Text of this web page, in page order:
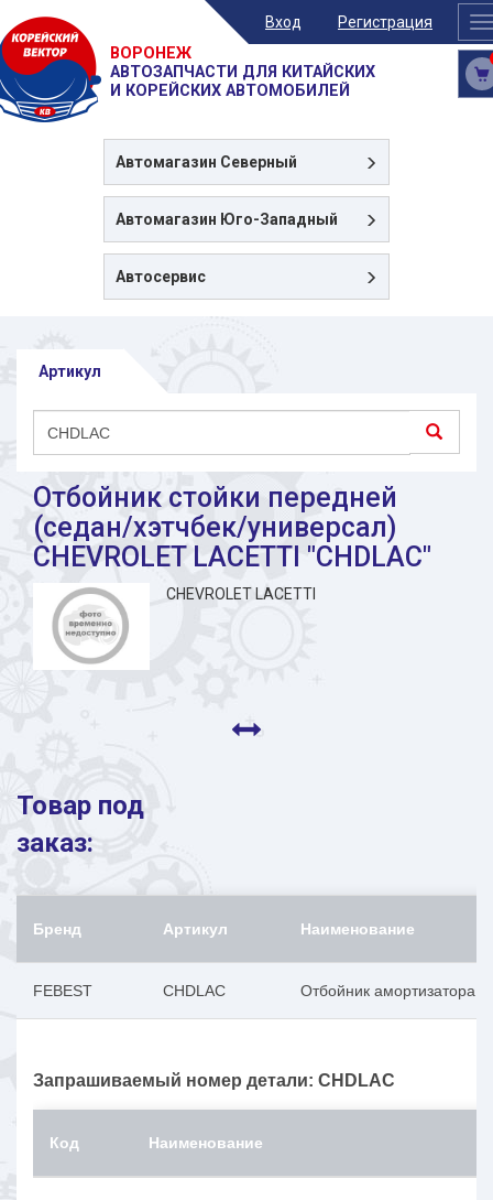
Вход Регистрация
ВОРОНЕЖ
АВТОЗАПЧАСТИ ДЛЯ КИТАЙСКИХ
И КОРЕЙСКИХ АВТОМОБИЛЕЙ
Автомагазин Северный
Автомагазин Юго-Западный
Автосервис
Артикул
Отбойник стойки передней
(седан/хэтчбек/универсал)
CHEVROLET LACETTI "CHDLAC"
CHEVROLET LACETTI
Товар под
заказ:
Бренд Артикул Наименование
FEBEST CHDLAC Отбойник амортизатора
Запрашиваемый номер детали: CHDLAC
Код Наименование